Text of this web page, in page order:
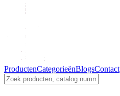
ProductenCategorieënBlogsContact